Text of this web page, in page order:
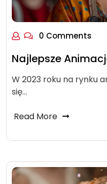
0 Comments
Najlepsze
W 2023 roku na rynku
się…
Read More